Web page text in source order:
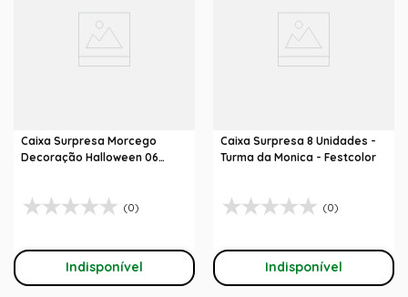
Caixa Surpresa Morcego
Decoração Halloween 06
(0)
Indisponível
Caixa Surpresa 8 Unidades -
Turma da Monica - Festcolor
(0)
Indisponível